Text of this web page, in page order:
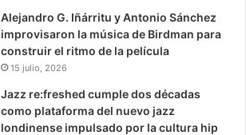
Alejandro G. Iñárritu y Antonio Sánchez
improvisaron la música de Birdman para
construir el ritmo de la película
15 julio, 2026
Jazz re:freshed cumple dos décadas
como plataforma del nuevo jazz
londinense impulsado por la cultura hip